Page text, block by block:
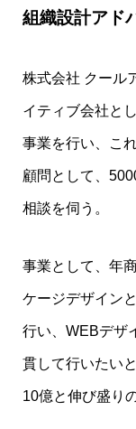
組織設計アド
株式会社 クール
イティブ会社と
事業を行い、こ
顧問として、
相談を伺う。
事業として、年
ケージデザイン
行い、WEBデザ
貫して行いたい
10億と伸び盛り